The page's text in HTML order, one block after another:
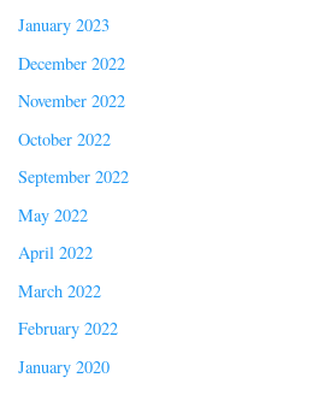
January 2023
December 2022
November 2022
October 2022
September 2022
May 2022
April 2022
March 2022
February 2022
January 2020